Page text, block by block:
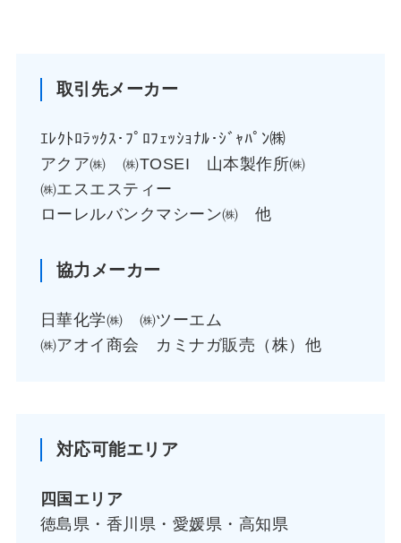
取引先メーカー
ｴﾚｸﾄﾛﾗｯｸｽ･ﾌﾟﾛﾌｪｯｼｮﾅﾙ･ｼﾞｬﾊﾟﾝ㈱
アクア㈱ ㈱TOSEI 山本製作所㈱
㈱エスエスティー
ローレルバンクマシーン㈱ 他
協力メーカー
日華化学㈱ ㈱ツーエム
㈱アオイ商会 カミナガ販売（株）他
対応可能エリア
四国エリア
徳島県・香川県・愛媛県・高知県